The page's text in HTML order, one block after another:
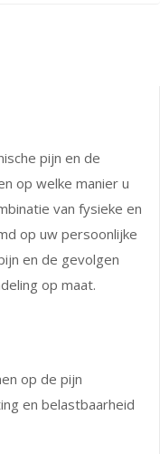
pijn en de
op welke manier u
van fysieke en
op uw persoonlijke
en de gevolgen
op maat.
op de pijn
en belastbaarheid